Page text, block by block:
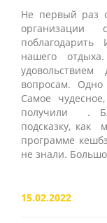
Не первый раз
организации
нашего
вопросам.
Самое
получили .
подсказку, как
программе
не знали.
15.02.2022